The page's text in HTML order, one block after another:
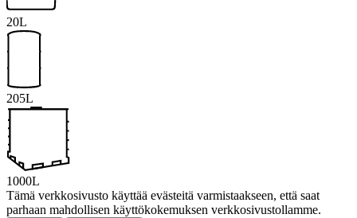
20L
205L
1000L
Tämä verkkosivusto käyttää evästeitä varmistaakseen, että saat
parhaan mahdollisen käyttökokemuksen verkkosivustollamme.